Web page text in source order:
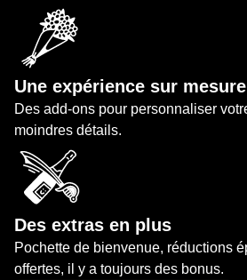
Une expérience sur mesure
Des add-ons pour personnaliser
moindres détails.
Des extras en plus
Pochette de bienvenue, réductions
offertes, il y a toujours des bonus.